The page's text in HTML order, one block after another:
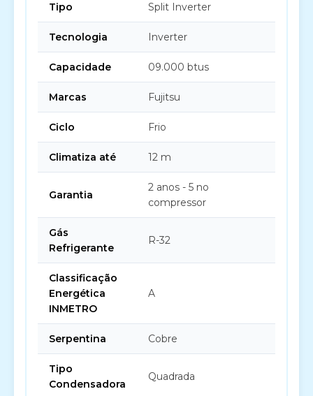
Tipo Split Inverter
Tecnologia Inverter
Capacidade 09.000 btus
Marcas Fujitsu
Ciclo Frio
Climatiza até 12 m
Garantia
2 anos - 5 no
compressor
Gás
Refrigerante
R-32
Classificação
Energética
INMETRO
A
Serpentina Cobre
Tipo
Condensadora
Quadrada